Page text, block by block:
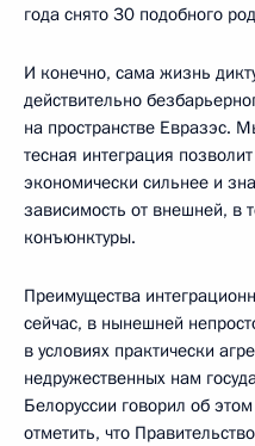
года снято 30 подобного
И конечно, сама жизнь
действительно
на пространстве Евразэс.
тесная интеграция
экономически сильнее и
зависимость от внешней, в
конъюнктуры.
Преимущества
сейчас, в нынешней
в условиях практически
недружественных нам
Белоруссии говорил об
отметить, что